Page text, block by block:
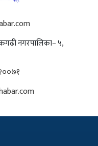
नगरपालिका– ५,